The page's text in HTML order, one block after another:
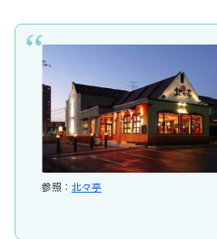
参照： 北々亭